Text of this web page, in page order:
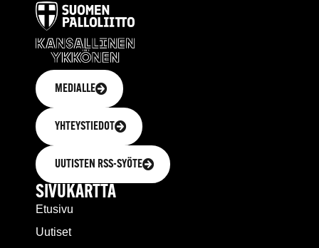
MEDIALLE
YHTEYSTIEDOT
UUTISTEN RSS-SYÖTE
SIVUKARTTA
Etusivu
Uutiset